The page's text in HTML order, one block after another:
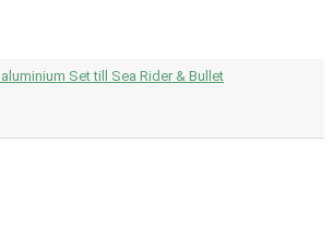
Set till Sea Rider & Bullet